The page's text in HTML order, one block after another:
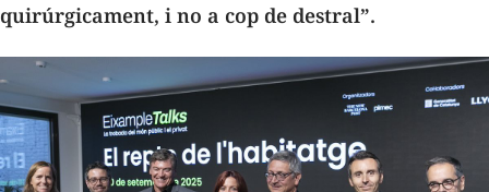
quirúrgicament, i no a cop de destral”.